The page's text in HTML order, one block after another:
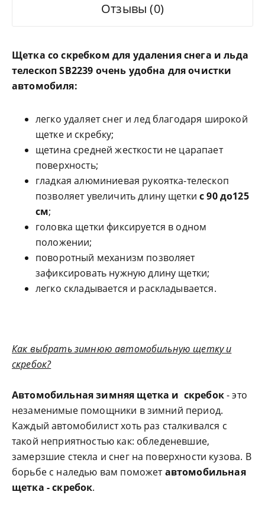
Отзывы (0)
Щетка со скребком для удаления снега и льда
телескоп SB2239 очень удобна для очистки
автомобиля:
легко удаляет снег и лед благодаря широкой
щетке и скребку;
щетина средней жесткости не царапает
поверхность;
гладкая алюминиевая рукоятка-телескоп
позволяет увеличить длину щеткис 90 до125
см;
головка щетки фиксируется в одном
положении;
поворотный механизм позволяет
зафиксировать нужную длину щетки;
легко складывается и раскладывается.
Как выбрать зимнюю автомобильную щетку и
скребок?
Автомобильная зимняя щетка и скребок- это
незаменимые помощники в зимний период.
Каждый автомобилист хоть раз сталкивался с
такой неприятностью как: обледеневшие,
замерзшие стекла и снег на поверхности кузова. В
борьбе с наледью вам поможетавтомобильная
щетка - скребок.